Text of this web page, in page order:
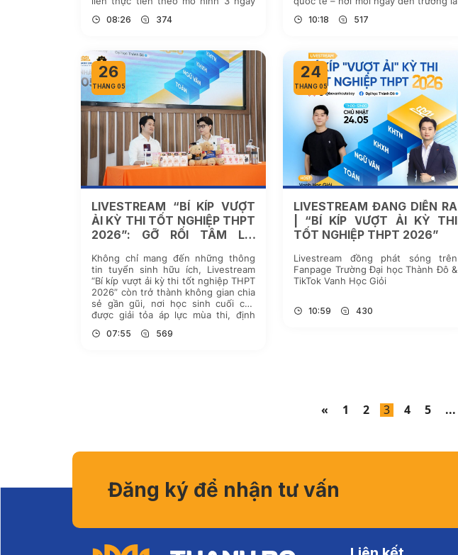
học tại trường, rút ngắn khoảng […]
08:26 374
đường đại học, TDD kiến tạo […]
10:18 517
26
THÁNG 05
LIVESTREAM “BÍ KÍP VƯỢT
ẢI KỲ THI TỐT NGHIỆP THPT
2026”: GỠ RỐI TÂM LÝ,
PHÁP ÔN THI HIỆU QUẢ
Không chỉ mang đến những thông
tin tuyển sinh hữu ích, Livestream
“Bí kíp vượt ải kỳ thi tốt nghiệp THPT
2026” còn trở thành không gian chia
sẻ gần gũi, nơi học sinh cuối cấp
được giải tỏa áp lực mùa thi, định
những phương pháp học tập […]
07:55 569
24
THÁNG 05
LIVESTREAM ĐANG DIỄN RA
| “BÍ KÍP VƯỢT ẢI KỲ THI
TỐT NGHIỆP THPT 2026”
Livestream đồng phát sóng trên
Fanpage Trường Đại học Thành Đô &
TikTok Vanh Học Giỏi
10:59 430
« 1 2 3 4 5 ...
Đăng ký để nhận tư vấn